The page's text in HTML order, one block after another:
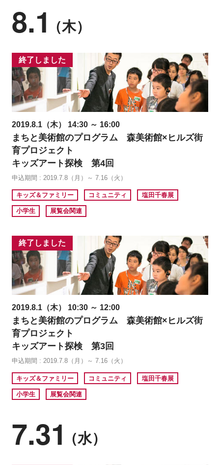
8.1 （木）
終了しました
2019.8.1（木） 14:30 ～ 16:00
まちと美術館のプログラム 森美術館×ヒルズ街
育プロジェクト
キッズアート探検 第4回
申込期間 : 2019.7.8（月）～ 7.16（火）
キッズ＆ファミリー コミュニティ 塩田千春展
小学生 展覧会関連
終了しました
2019.8.1（木） 10:30 ～ 12:00
まちと美術館のプログラム 森美術館×ヒルズ街
育プロジェクト
キッズアート探検 第3回
申込期間 : 2019.7.8（月）～ 7.16（火）
キッズ＆ファミリー コミュニティ 塩田千春展
小学生 展覧会関連
7.31 （水）